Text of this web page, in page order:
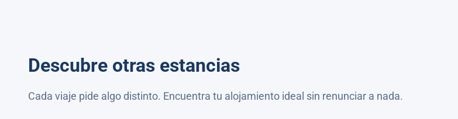
Descubre otras estancias
Cada viaje pide algo distinto. Encuentra tu alojamiento ideal sin renunciar a nada.